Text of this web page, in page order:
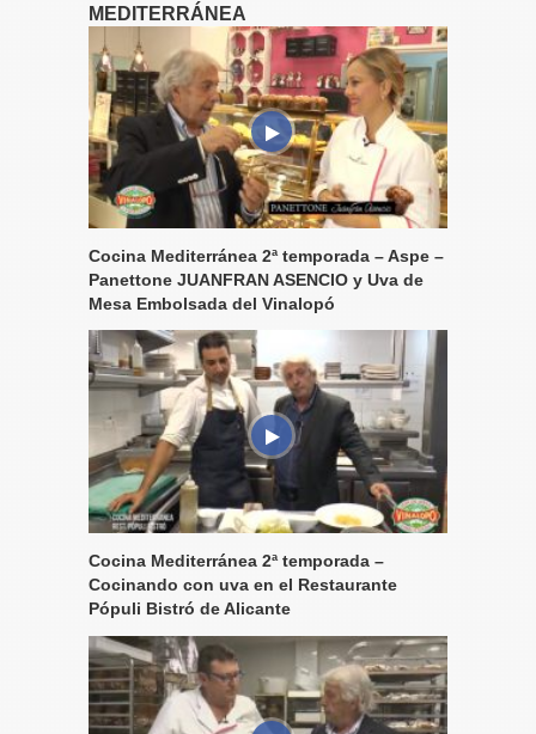
MEDITERRÁNEA
Cocina Mediterránea 2ª temporada – Aspe –
Panettone JUANFRAN ASENCIO y Uva de
Mesa Embolsada del Vinalopó
Cocina Mediterránea 2ª temporada –
Cocinando con uva en el Restaurante
Pópuli Bistró de Alicante